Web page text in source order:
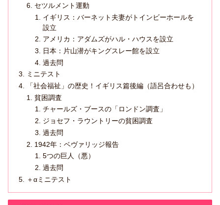
セツルメント運動
イギリス：バーネット夫妻がトインビーホールを
設立
アメリカ：アダムズがハル・ハウスを設立
日本：片山潜がキングスレー館を設立
過去問
ミニテスト
「社会福祉」の歴史！イギリス篇後編（語呂合わせも）
貧困調査
チャールズ・ブースの「ロンドン調査」
ジョセフ・ラウントリーの貧困調査
過去問
1942年：ベヴァリッジ報告
5つの巨人（悪）
過去問
＋αミニテスト